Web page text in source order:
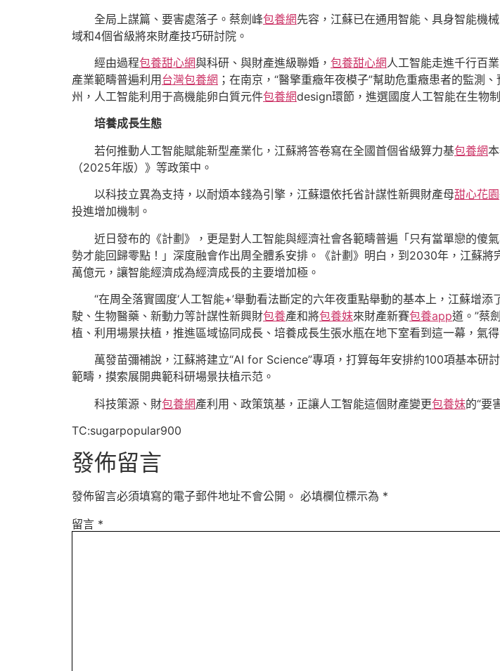
全局上謀篇、要害處落子。蔡劍峰包養網先容，江蘇已在通用智能、具身智能機
域和4個省級將來財產技巧研討院。
經由過程包養甜心網與科研、與財產進級聯婚， 包養甜心網人工智能走進千行百
產業範疇普遍利用 台灣包養網 ；在南京，“醫擎重癥年夜模子”幫助危重癥患者的監測
州，人工智能利用于高機能卵白質元件包養網design環節，進選國度人工智能在生物
培養成長生態
若何推動人工智能賦能新型產業化，江蘇將答卷寫在全國首個省級算力基包養網
（2025年版）》等政策中。
以科技立異為支持，以耐煩本錢為引擎，江蘇還依托省計謀性新興財產母甜心花園
投進增加機制。
近日發布的《計劃》，更是對人工智能與經濟社會各範疇普遍「只有當單戀的傻
勢才能回歸零點！」深度融會作出周全體系安排。《計劃》明白，到2030年，江蘇
萬億元，讓智能經濟成為經濟成長的主要增加極。
“在周全落實國度‘人工智能+’舉動看法斷定的六年夜重點舉動的基本上，江蘇增
駛、生物醫藥、新動力等計謀性新興財包養產和將包養妹來財產新賽包養app道。”蔡
植、利用場景扶植，推進區域協同成長、培養成長生張水瓶在地下室看到這一幕，氣
萬發苗彌補說，江蘇將建立“AI for Science”專項，打算每年安排約100項基本
範疇，摸索展開典範科研場景扶植示范。
科技策源、財包養網產利用、政策筑基，正讓人工智能這個財產變更包養妹的“要
TC:sugarpopular900
發佈留言
發佈留言必須填寫的電子郵件地址不會公開。 必填欄位標示為 *
留言 *